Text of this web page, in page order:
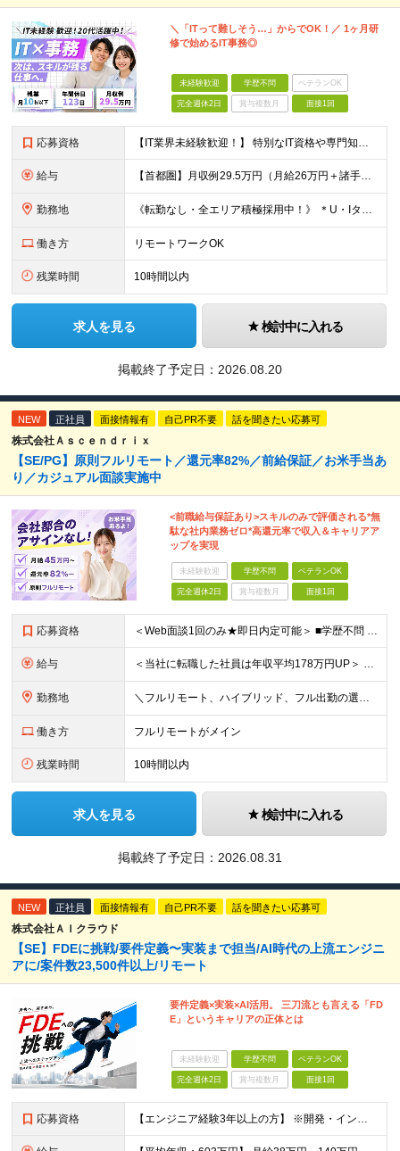
＼「ITって難しそう…」からでOK！／ 1ヶ月研
修で始めるIT事務◎
未経験歓迎 学歴不問 ベテランOK
完全週休2日 賞与複数月 面接1回
応募資格 【IT業界未経験歓迎！】 特別なIT資格や専門知識は必要ありません。 ・学歴不問（文系・理系不問） ・第二新卒、既卒の方も歓迎 ・20代を中心に幅広い年代が活躍中 ・基本的なPC操作ができる方 ・タ
給与 【首都圏】月収例29.5万円（月給26万円＋諸手当） 【東海・関西】月収例28.5万円（月給25万円＋諸手当） 【九州】月収例26万円（月給23万円＋諸手当） ※経験・スキル・前職給与を踏まえ、総合
勤務地 《転勤なし・全エリア積極採用中！》 ＊U・Iターンも歓迎 ＊研修はオンライン実施 ★勤務エリアは下記よりお選びいただけます★ 【首都圏】東京・神奈川・千葉・埼玉 【東海】愛知 【関西】大阪、京都、兵庫
働き方 リモートワークOK
残業時間 10時間以内
求人を見る 検討中に入れる
掲載終了予定日： 2026.08.20
NEW 正社員 面接情報有 自己PR不要 話を聞きたい応募可
株式会社Ａｓｃｅｎｄｒｉｘ
【SE/PG】原則フルリモート／還元率82%／前給保証／お米手当あ
り／カジュアル面談実施中
<前職給与保証あり>スキルのみで評価される*無
駄な社内業務ゼロ*高還元率で収入＆キャリアア
ップを実現
未経験歓迎 学歴不問 ベテランOK
完全週休2日 賞与複数月 面接1回
応募資格 ＜Web面談1回のみ★即日内定可能＞ ■学歴不問 ■エンジニアとしての実務経験1年以上 （開発・インフラ・技術・工程など不問）
給与 ＜当社に転職した社員は年収平均178万円UP＞ 月給45万円～120万円＋賞与＋各手当 ※経験・能力などを考慮の上、決定します ※案件の契約内容（月単金など）や昇給、賞与額はすべてシステム上で開示し
勤務地 ＼フルリモート、ハイブリッド、フル出勤の選択可＆帰社日なし／ 【下記エリアを中心とするクライアント先または自宅にて勤務】 ■首都圏：東京・埼玉・千葉・神奈川 ■関西：大阪・兵庫・京都・滋賀・奈良・和
働き方 フルリモートがメイン
残業時間 10時間以内
求人を見る 検討中に入れる
掲載終了予定日： 2026.08.31
NEW 正社員 面接情報有 自己PR不要 話を聞きたい応募可
株式会社ＡＩクラウド
【SE】FDEに挑戦/要件定義〜実装まで担当/AI時代の上流エンジニ
アに/案件数23,500件以上/リモート
要件定義×実装×AI活用。 三刀流とも言える「FD
E」というキャリアの正体とは
未経験歓迎 学歴不問 ベテランOK
完全週休2日 賞与複数月 面接1回
応募資格 【エンジニア経験3年以上の方】 ※開発・インフラ・工程・言語一切不問 ※文理・学歴不問 【歓迎条件】 ◆Python実務経験がある方 ◆LLM・生成AIを使った開発経験がある方 ◆要件定義・顧客折衝